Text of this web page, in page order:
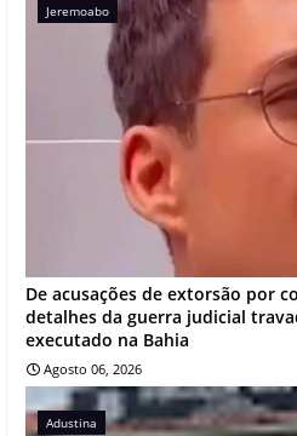
Jeremoabo
De acusações de extorsão por
detalhes da guerra judicial
executado na Bahia
Agosto 06, 2026
Adustina